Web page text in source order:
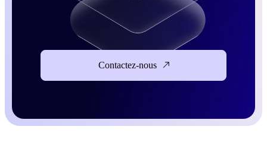
Contactez-nous